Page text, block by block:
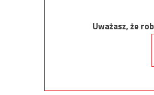
Uważasz, że